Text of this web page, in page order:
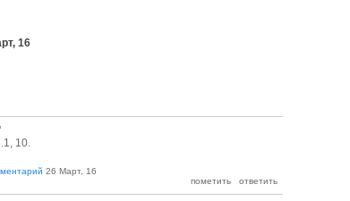
16
10.
26 Март, 16